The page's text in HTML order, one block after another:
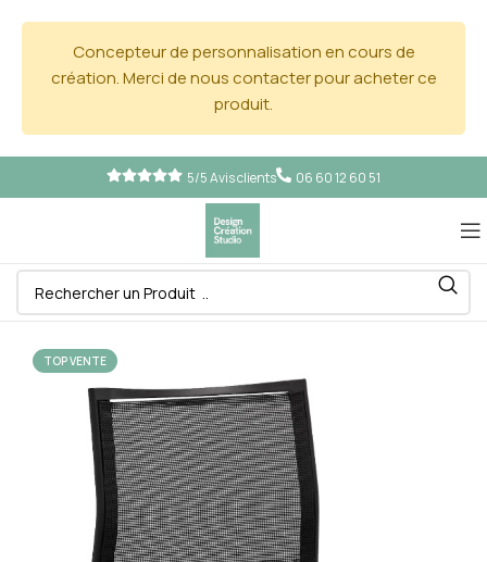
Concepteur de personnalisation en cours de
création. Merci de nous contacter pour acheter ce
produit.
5/5 Avis clients 06 60 12 60 51
TOP VENTE